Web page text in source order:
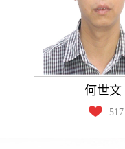
何世文
517